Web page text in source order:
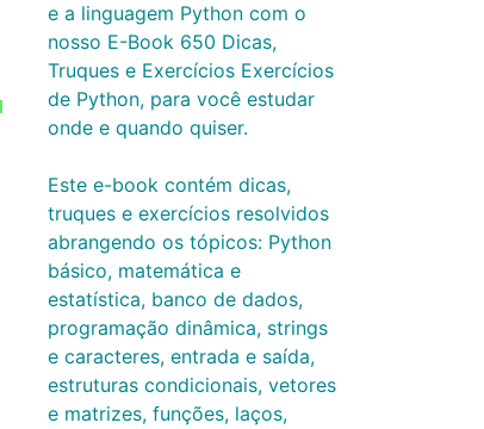
e a linguagem Python com o
nosso E-Book 650 Dicas,
Truques e Exercícios Exercícios
de Python, para você estudar
onde e quando quiser.
Este e-book contém dicas,
truques e exercícios resolvidos
abrangendo os tópicos: Python
básico, matemática e
estatística, banco de dados,
programação dinâmica, strings
e caracteres, entrada e saída,
estruturas condicionais, vetores
e matrizes, funções, laços,